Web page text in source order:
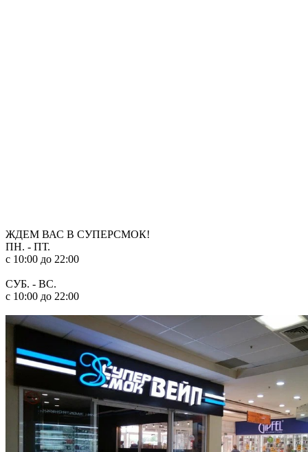
ЖДЕМ ВАС В СУПЕРСМОК!
ПН. - ПТ.
c 10:00 до 22:00
СУБ. - ВС.
c 10:00 до 22:00